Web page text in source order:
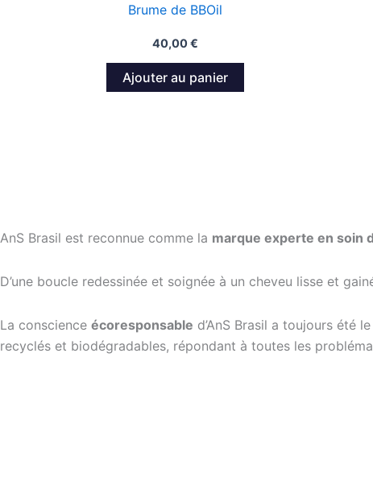
Brume de BBOil
40,00€
Ajouter au panier
AnS Brasil est reconnue comme la marque experte en soin
D’une boucle redessinée et soignée à un cheveu lisse et
La conscience écoresponsable d’AnS Brasil a toujours été
recyclés et biodégradables, répondant à toutes les